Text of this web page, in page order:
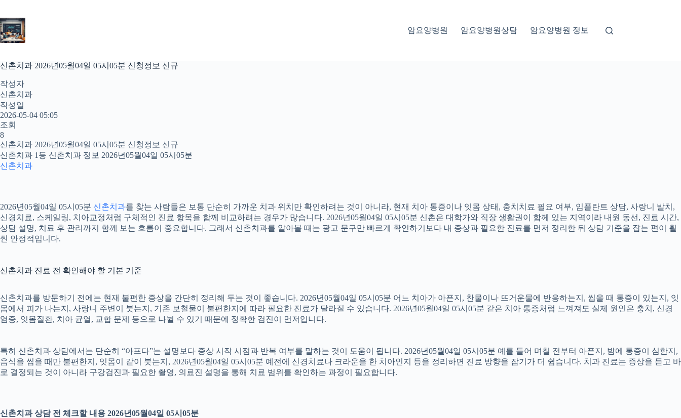
으
로
뛰
기
암요양병원 암요양병원상담 암요양병원 정보
신촌치과 2026년05월04일 05시05분 신청정보 신규
작성자
신촌치과
작성일
2026-05-04 05:05
조회
8
신촌치과 2026년05월04일 05시05분 신청정보 신규
신촌치과 1등 신촌치과 정보 2026년05월04일 05시05분
신촌치과
2026년05월04일 05시05분 신촌치과를 찾는 사람들은 보통 단순히 가까운 치과 위치만 확인하려는 것이 아니라, 현재 치아 통증이나 잇몸 상태, 충치치료 필요 여부, 임플란트 상담, 사랑니 발치,
신경치료, 스케일링, 치아교정처럼 구체적인 진료 항목을 함께 비교하려는 경우가 많습니다. 2026년05월04일 05시05분 신촌은 대학가와 직장 생활권이 함께 있는 지역이라 내원 동선, 진료 시간,
상담 설명, 치료 후 관리까지 함께 보는 흐름이 중요합니다. 그래서 신촌치과를 알아볼 때는 광고 문구만 빠르게 확인하기보다 내 증상과 필요한 진료를 먼저 정리한 뒤 상담 기준을 잡는 편이 훨
씬 안정적입니다.
신촌치과 진료 전 확인해야 할 기본 기준
신촌치과를 방문하기 전에는 현재 불편한 증상을 간단히 정리해 두는 것이 좋습니다. 2026년05월04일 05시05분 어느 치아가 아픈지, 찬물이나 뜨거운물에 반응하는지, 씹을 때 통증이 있는지, 잇
몸에서 피가 나는지, 사랑니 주변이 붓는지, 기존 보철물이 불편한지에 따라 필요한 진료가 달라질 수 있습니다. 2026년05월04일 05시05분 같은 치아 통증처럼 느껴져도 실제 원인은 충치, 신경
염증, 잇몸질환, 치아 균열, 교합 문제 등으로 나뉠 수 있기 때문에 정확한 검진이 먼저입니다.
특히 신촌치과 상담에서는 단순히 “아프다”는 설명보다 증상 시작 시점과 반복 여부를 말하는 것이 도움이 됩니다. 2026년05월04일 05시05분 예를 들어 며칠 전부터 아픈지, 밤에 통증이 심한지,
음식을 씹을 때만 불편한지, 잇몸이 같이 붓는지, 2026년05월04일 05시05분 예전에 신경치료나 크라운을 한 치아인지 등을 정리하면 진료 방향을 잡기가 더 쉽습니다. 치과 진료는 증상을 듣고 바
로 결정되는 것이 아니라 구강검진과 필요한 촬영, 의료진 설명을 통해 치료 범위를 확인하는 과정이 필요합니다.
신촌치과 상담 전 체크할 내용 2026년05월04일 05시05분